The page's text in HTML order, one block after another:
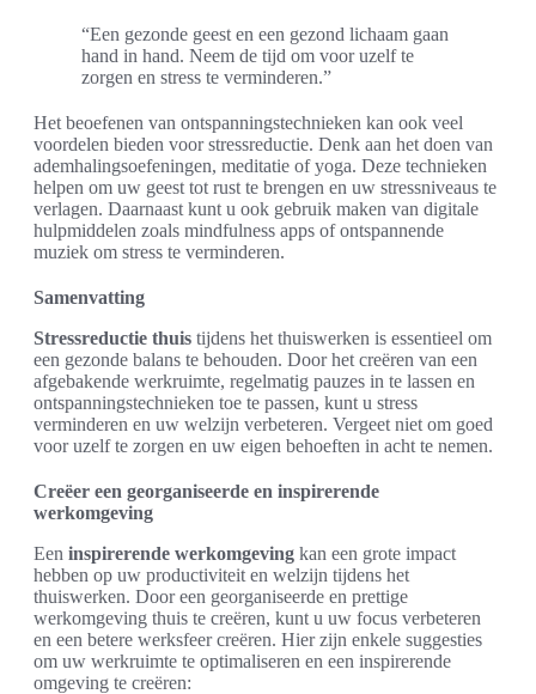
“Een gezonde geest en een gezond lichaam gaan
hand in hand. Neem de tijd om voor uzelf te
zorgen en stress te verminderen.”
Het beoefenen van ontspanningstechnieken kan ook veel
voordelen bieden voor stressreductie. Denk aan het doen van
ademhalingsoefeningen, meditatie of yoga. Deze technieken
helpen om uw geest tot rust te brengen en uw stressniveaus te
verlagen. Daarnaast kunt u ook gebruik maken van digitale
hulpmiddelen zoals mindfulness apps of ontspannende
muziek om stress te verminderen.
Samenvatting
Stressreductie thuis tijdens het thuiswerken is essentieel om
een gezonde balans te behouden. Door het creëren van een
afgebakende werkruimte, regelmatig pauzes in te lassen en
ontspanningstechnieken toe te passen, kunt u stress
verminderen en uw welzijn verbeteren. Vergeet niet om goed
voor uzelf te zorgen en uw eigen behoeften in acht te nemen.
Creëer een georganiseerde en inspirerende
werkomgeving
Een inspirerende werkomgeving kan een grote impact
hebben op uw productiviteit en welzijn tijdens het
thuiswerken. Door een georganiseerde en prettige
werkomgeving thuis te creëren, kunt u uw focus verbeteren
en een betere werksfeer creëren. Hier zijn enkele suggesties
om uw werkruimte te optimaliseren en een inspirerende
omgeving te creëren: